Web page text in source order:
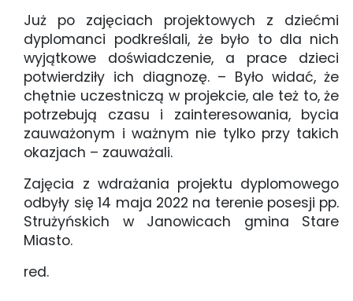
Już po zajęciach projektowych z dziećmi
dyplomanci podkreślali, że było to dla nich
wyjątkowe doświadczenie, a prace dzieci
potwierdziły ich diagnozę. – Było widać, że
chętnie uczestniczą w projekcie, ale też to, że
potrzebują czasu i zainteresowania, bycia
zauważonym i ważnym nie tylko przy takich
okazjach – zauważali.
Zajęcia z wdrażania projektu dyplomowego
odbyły się 14 maja 2022 na terenie posesji pp.
Strużyńskich w Janowicach gmina Stare
Miasto.
red.